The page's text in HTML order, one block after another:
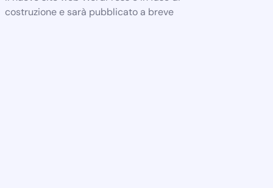
costruzione e sarà pubblicato a breve